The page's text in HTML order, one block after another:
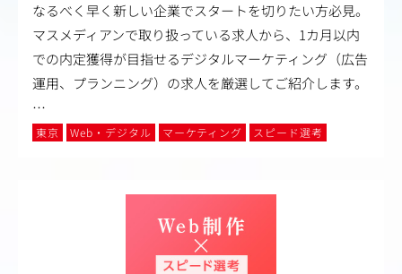
なるべく早く新しい企業でスタートを切りたい方必見。
マスメディアンで取り扱っている求人から、1カ月以内
での内定獲得が目指せるデジタルマーケティング（広告
運用、プランニング）の求人を厳選してご紹介します。
…
東京 Web・デジタル マーケティング スピード選考